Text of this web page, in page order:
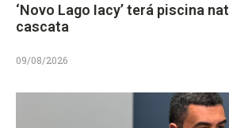
‘Novo Lago Iacy’ terá piscina
cascata
09/08/2026